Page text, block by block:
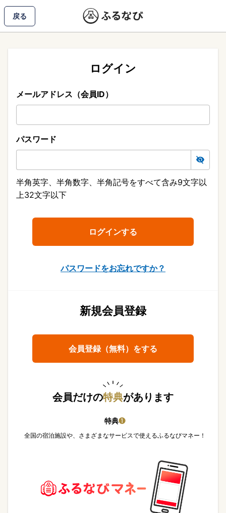
戻る
ログイン
メールアドレス（会員ID）
パスワード
半角英字、半角数字、半角記号をすべて含み9文字以
上32文字以下
パスワードをお忘れですか？
新規会員登録
会員登録（無料）をする
会員だけの特典があります
特典❶
全国の宿泊施設や、さまざまなサービスで使えるふるなびマネー！